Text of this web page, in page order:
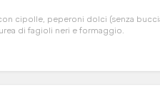
cipolle, peperoni dolci (senza
di fagioli neri e formaggio.